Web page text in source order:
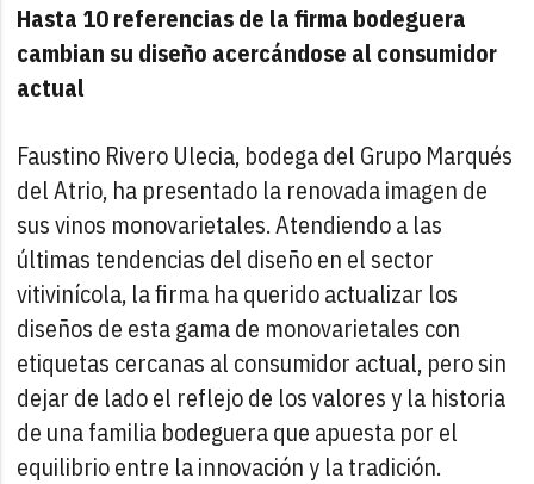
Hasta 10 referencias de la firma bodeguera
cambian su diseño acercándose al consumidor
actual
Faustino Rivero Ulecia, bodega del Grupo Marqués
del Atrio, ha presentado la renovada imagen de
sus vinos monovarietales. Atendiendo a las
últimas tendencias del diseño en el sector
vitivinícola, la firma ha querido actualizar los
diseños de esta gama de monovarietales con
etiquetas cercanas al consumidor actual, pero sin
dejar de lado el reflejo de los valores y la historia
de una familia bodeguera que apuesta por el
equilibrio entre la innovación y la tradición.